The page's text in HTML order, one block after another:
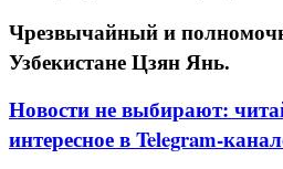
Чрезвычайный и
Узбекистане Цзян Янь.
Новости не выбирают:
интересное в Telegram-